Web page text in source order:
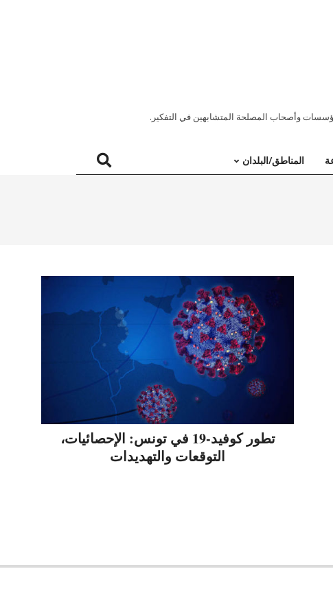
وأصحاب المصلحة المتشابهين في التفكير.
المناطق/البلدان
تطور كوفيد-19 في تونس: الإحصائيات،
التوقعات والتهديدات